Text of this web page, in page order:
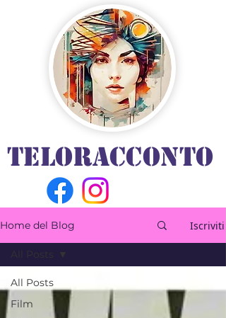
TELORACCONTO
Home del Blog Iscriviti
All Posts
Film